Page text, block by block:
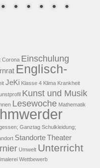
Corona Einschulung
Englisch-
JeKi Klasse 4 Klima Krankheit
Kunst und Musik
Lesewoche Mathematik
Ganztag Schulkleidung;
StandorteTheater
Umwelt Unterricht
Wettbewerb